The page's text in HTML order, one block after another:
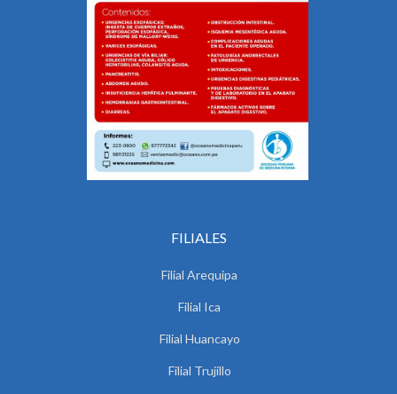
FILIALES
Filial Arequipa
Filial Ica
Filial Huancayo
Filial Trujillo